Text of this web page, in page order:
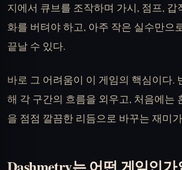
지에서 큐브를 조작하며 가시, 점프, 갑
화를 버텨야 하고, 아주 작은 실수만으
끝날 수 있다.
바로 그 어려움이 이 게임의 핵심이다.
해 각 구간의 흐름을 외우고, 처음에는
을 점점 깔끔한 리듬으로 바꾸는 재미